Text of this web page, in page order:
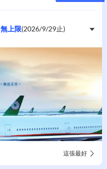
無上限(2026/9/29止)
這張最好